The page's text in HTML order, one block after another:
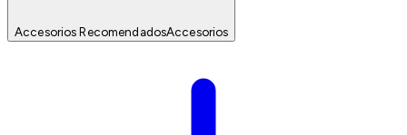
Accesorios RecomendadosAccesorios